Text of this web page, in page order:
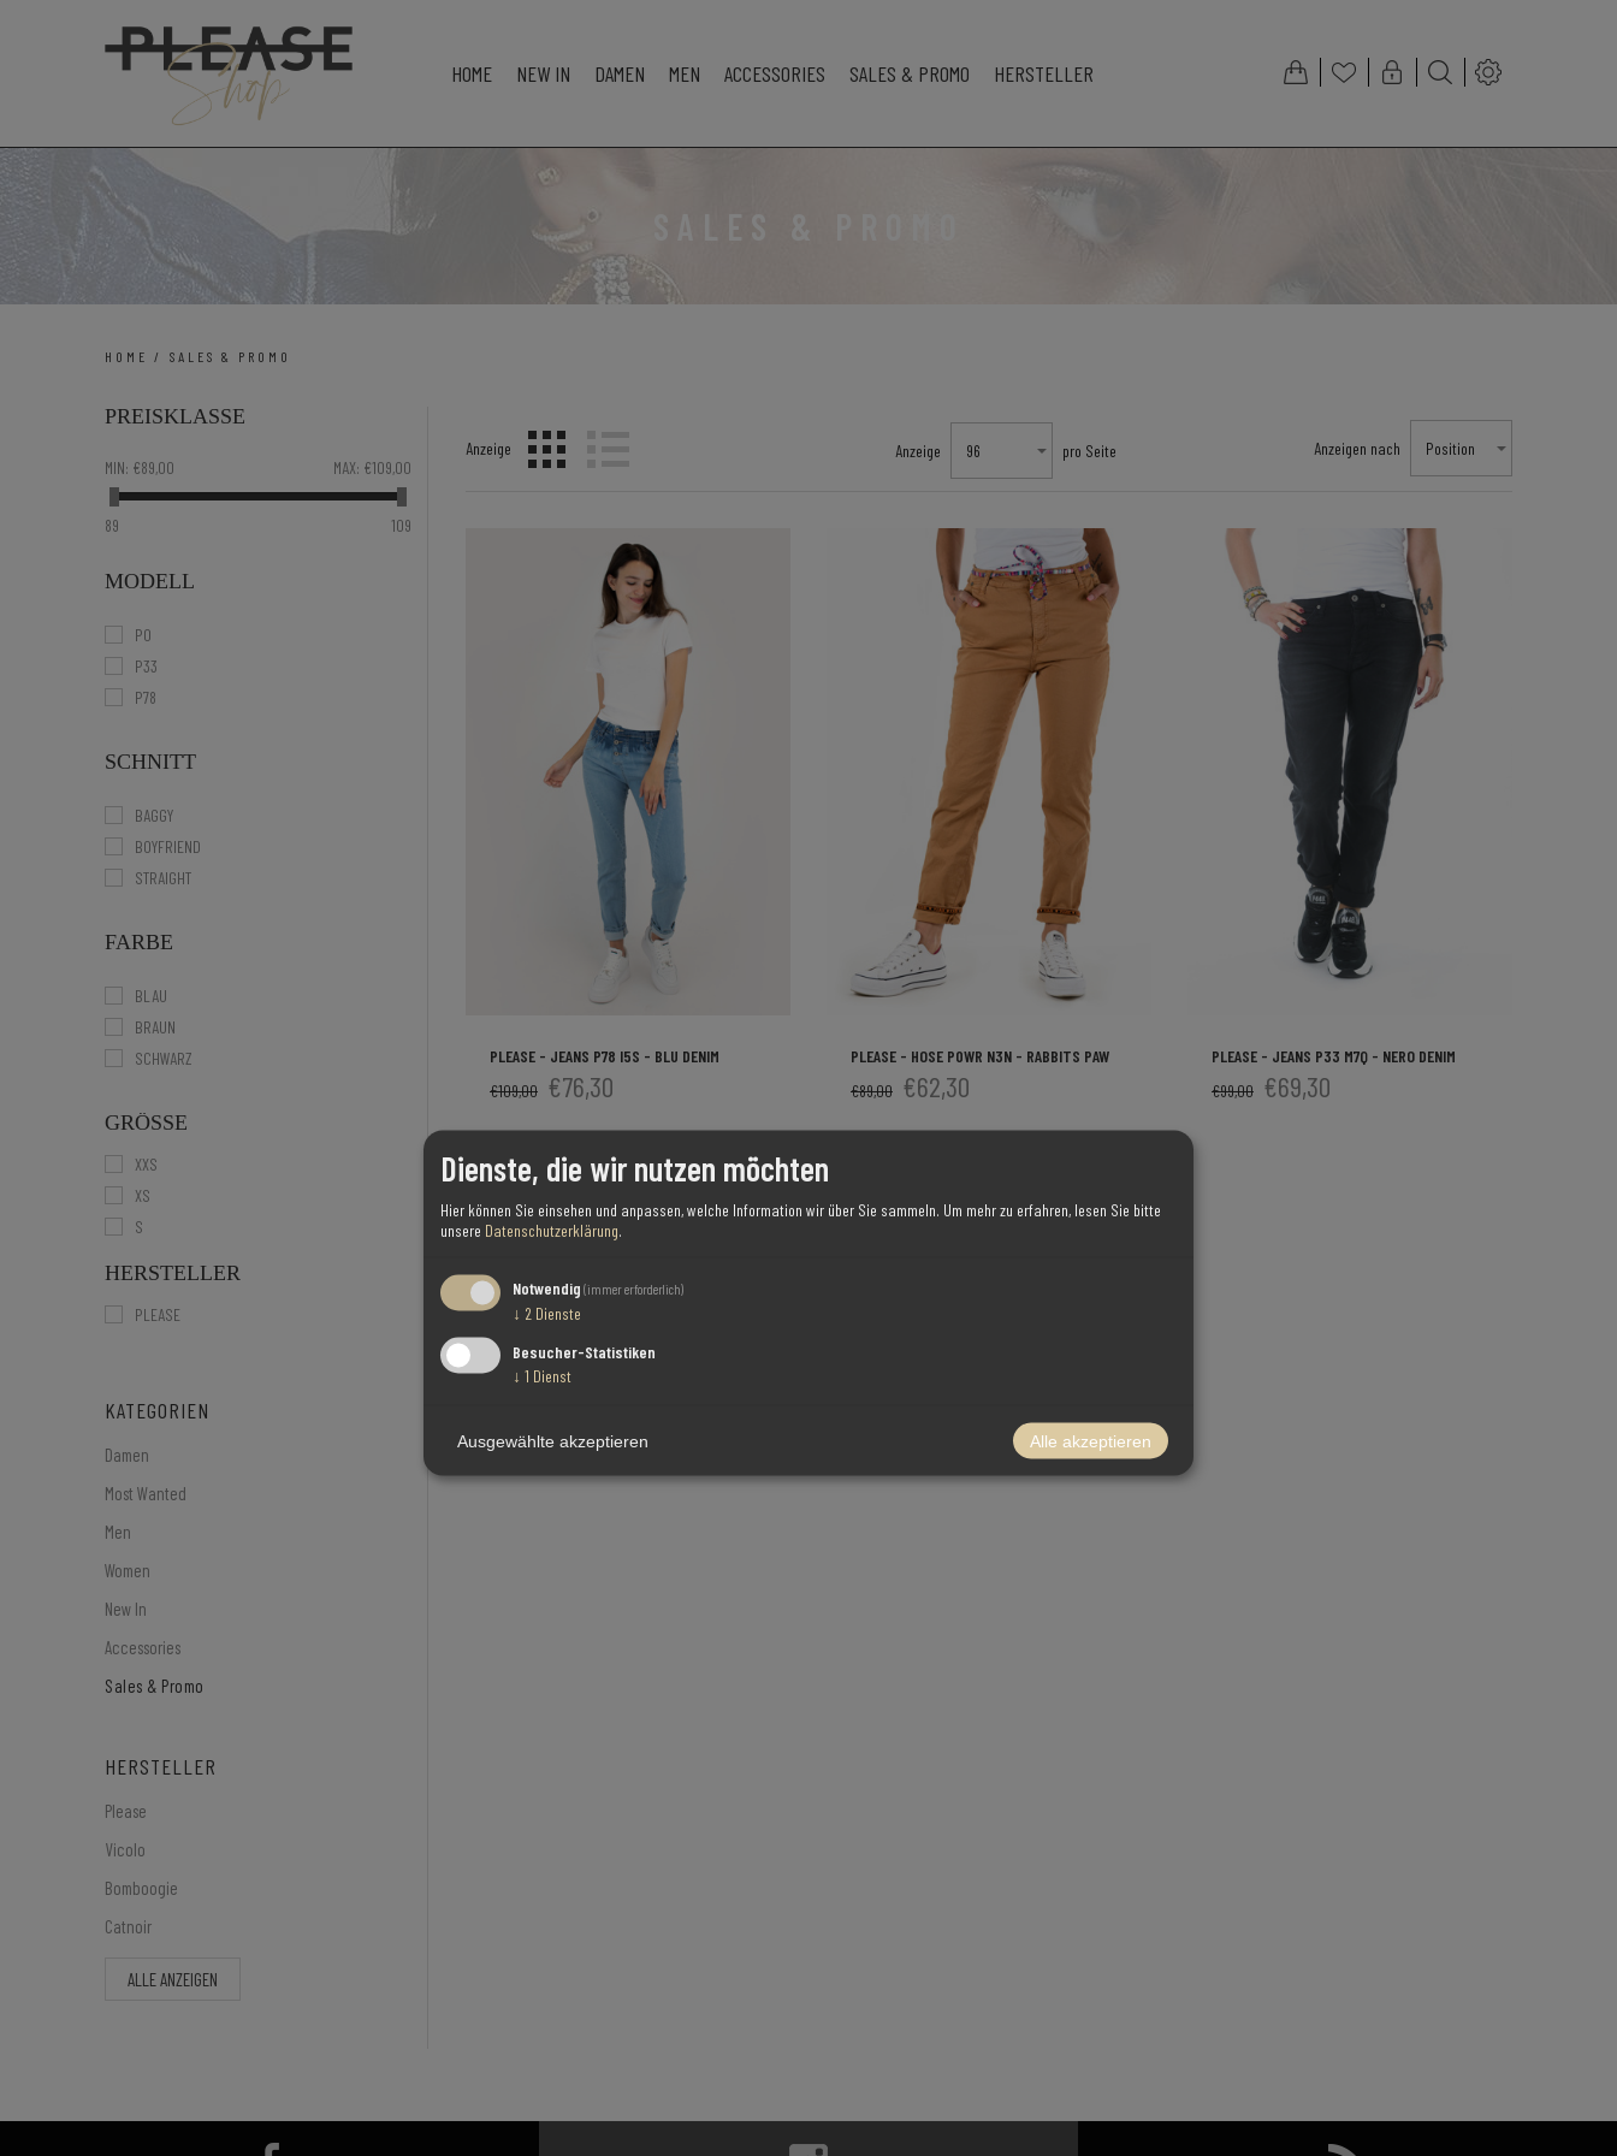
HOME NEW IN DAMEN MEN ACCESSORIES SALES & PROMO HERSTELLER
HOME / SALES & PROMO
Anzeige Anzeigen nach Position
Anzeige 96 pro Seite
SCHNELLANSICHT
- +
PLEASE - JEANS P78 I5S - BLU DENIM
€109,00 €76,30
SCHNELLANSICHT
PLEASE - HOSE P0WR N3N - RABBITS PAW
€89,00 €62,30
SCHNELLANSICHT
PLEASE - JEANS P33 M7Q - NERO DENIM
€99,00 €69,30
PREISKLASSE
MIN: €89,00 MAX: €109,00
89 109
MODELL
P0
P33
P78
SCHNITT
BAGGY
BOYFRIEND
STRAIGHT
FARBE
BLAU
BRAUN
SCHWARZ
GRÖSSE
XXS
XS
S
HERSTELLER
PLEASE
KATEGORIEN
Damen
Most Wanted
Men
Women
New In
Accessories
Sales & Promo
HERSTELLER
Please
Vicolo
Bomboogie
Catnoir
ALLE ANZEIGEN
Dienste, die wir nutzen möchten
Hier können Sie einsehen und anpassen, welche Information wir über Sie sammeln. Um mehr zu erfahren, lesen Sie bitte
unsere Datenschutzerklärung.
Notwendig (immer erforderlich)
↓ 2 Dienste
Besucher-Statistiken
↓ 1 Dienst
Ausgewählte akzeptieren Alle akzeptieren